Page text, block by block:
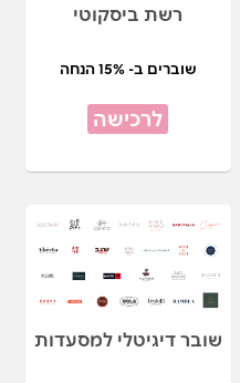
רשת ביסקוטי
שוברים ב- 15% הנחה
לרכישה
שובר דיגיטלי למסעדות